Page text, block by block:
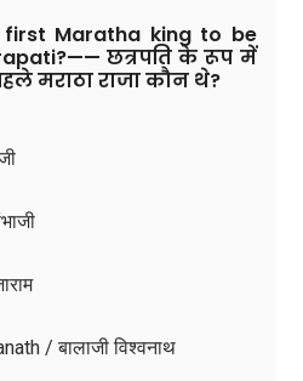
Maratha king to be
छत्रपति के रूप में
मराठा राजा कौन थे?
/ बालाजी विश्वनाथ